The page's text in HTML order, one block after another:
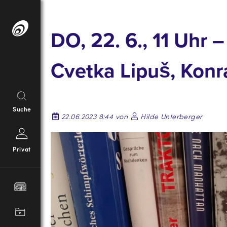
Inhalt
Suche
Privat
DO, 22. 6., 11 Uhr
Cvetka Lipuš,
22.06.2023 8:44 von
Hilde Unterberger